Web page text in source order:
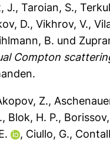
J., Taroian, S.,
D., Vikhrov, V.,
B. und
Compton
Z.,
, Blok, H. P.,
, Ciullo, G.,